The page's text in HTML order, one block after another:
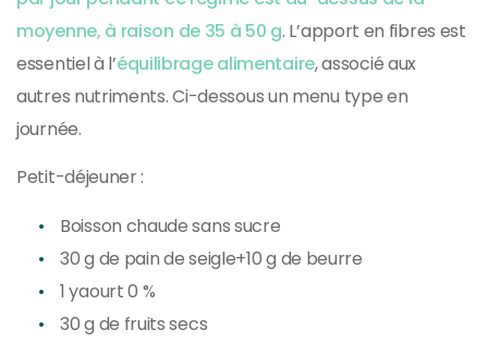
moyenne, à raison de 35 à 50 g. L’apport en fibres est
essentiel à l’équilibrage alimentaire, associé aux
autres nutriments. Ci-dessous un menu type en
journée.
Petit-déjeuner :
Boisson chaude sans sucre
30 g de pain de seigle+10 g de beurre
1 yaourt 0 %
30 g de fruits secs